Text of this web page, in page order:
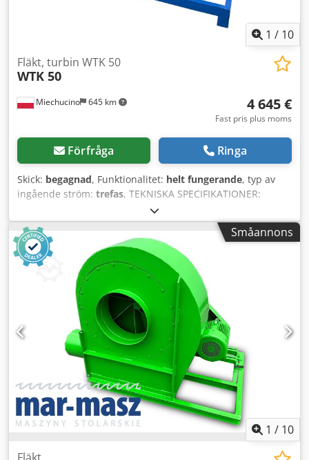
1 / 10
Miechucino 645 km
Fläkt, turbin WTK 50
WTK 50
4 645 €
Fast pris plus moms
Förfråga Ringa
Skick: begagnad, Funktionalitet: helt fungerande, typ av
ingående ström: trefas, TEKNISKA SPECIFIKATIONER:
Csdpfjxyirmsx Ahlsrf - motor: 50 kW - kapacitet ca: 30 000
m3/h - motorns varvtal: 2960 - höjd på rotorbladen: 230
mm - rotorns varvtal: 2350 RPM - antal blad: 8 -
inloppsdiameter: 500 mm - utlopp storlek: 480 x 380 mm -
mått L/B/H: 240 x 150 x 150 cm - vikt: ~600 kg
Småannons
1 / 10
Fläkt